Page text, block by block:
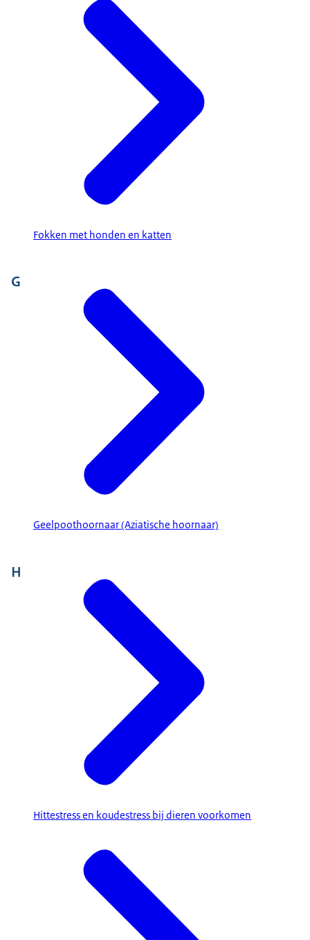
Fokken met honden en katten
G
Geelpoothoornaar (Aziatische hoornaar)
H
Hittestress en koudestress bij dieren voorkomen